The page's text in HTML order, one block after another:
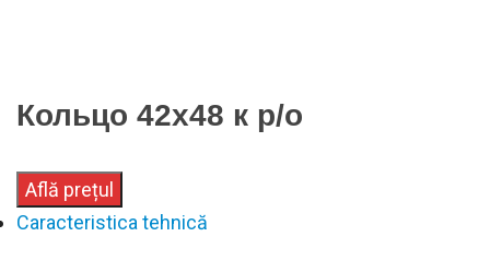
Кольцо 42х48 к р/о
Află prețul
Caracteristica tehnică